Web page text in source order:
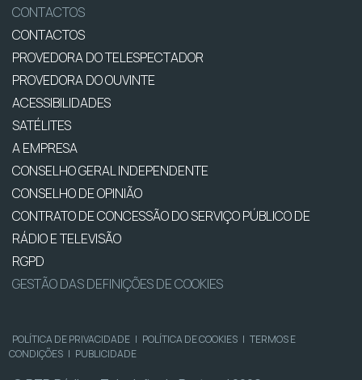
CONTACTOS
CONTACTOS
PROVEDORA DO TELESPECTADOR
PROVEDORA DO OUVINTE
ACESSIBILIDADES
SATÉLITES
A EMPRESA
CONSELHO GERAL INDEPENDENTE
CONSELHO DE OPINIÃO
CONTRATO DE CONCESSÃO DO SERVIÇO PÚBLICO DE
RÁDIO E TELEVISÃO
RGPD
GESTÃO DAS DEFINIÇÕES DE COOKIES
POLÍTICA DE PRIVACIDADE | POLÍTICA DE COOKIES | TERMOS E
CONDIÇÕES | PUBLICIDADE